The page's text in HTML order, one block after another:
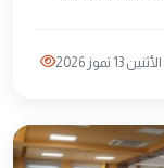
الأثنين 13 تموز 2026